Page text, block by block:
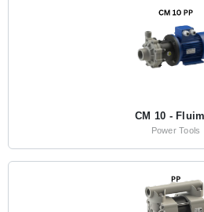
CM 10 -
Power Tools